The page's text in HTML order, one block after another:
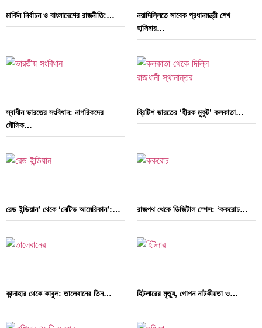
মার্কিন নির্বাচন ও বাংলাদেশের রাজনীতি:…
নয়াদিল্লিতে সাবেক প্রধানমন্ত্রী শেখ
হাসিনার…
স্বাধীন ভারতের সংবিধান: নাগরিকদের
মৌলিক…
ব্রিটিশ ভারতের ‘হীরক মুকুট’ কলকাতা…
রেড ইন্ডিয়ান’ থেকে ‘নেটিভ আমেরিকান’:… রাজপথ থেকে ডিজিটাল স্পেস: ‘ককরোচ…
কান্দাহার থেকে কাবুল: তালেবানের তিন… হিটলারের মৃত্যু, গোপন নাটকীয়তা ও…